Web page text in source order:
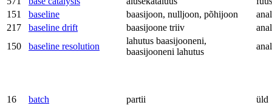
151
baseline baasijoon, nulljoon, põhijoon
217
baseline drift baasijoone triiv
150
baseline resolution
lahutus baasijooneni,
baasijooneni lahutus
16 batch partii üld